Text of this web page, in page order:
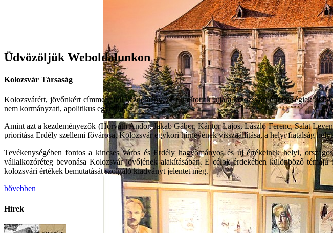
Üdvözöljük Weboldalunkon
Kolozsvár Társaság
Kolozsvárért, jövőnkért címmel civil kezdeményezést indítottak útjára kolozsvári értelmiségiek
nem kormányzati, apolitikus egyesület.
Amint azt a kezdeményezők (Horváth Andor, Jakab Gábor, Kántor Lajos, László Ferenc, Salat
prioritása Erdély szellemi fővárosa, Kolozsvár egykori hírnevének visszaállítása, a helyi fiatalság
Tevékenységében fontos a kincses város és Erdély hagyományos és új értékeinek helyi,
vállalkozóréteg bevonása Kolozsvár jövőjének alakításában. E célok érdekében különböző témájú
kolozsvári értékek bemutatását szolgáló kiadványt jelentet meg.
bővebben
Hírek